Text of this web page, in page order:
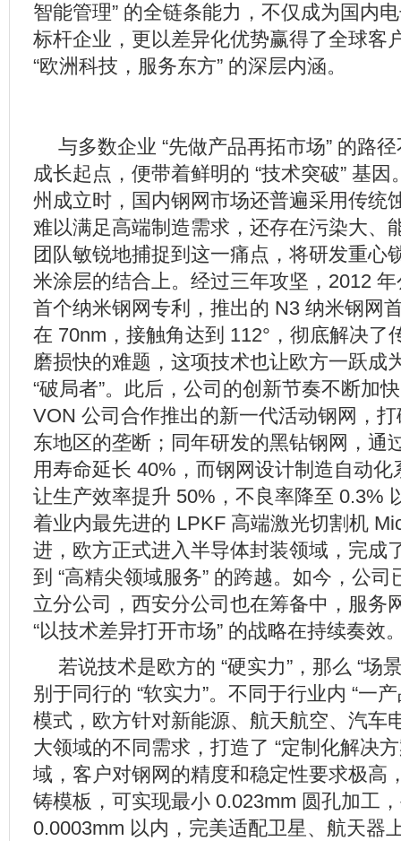
智能管理” 的全链条能力，不仅成为国内
标杆企业，更以差异化优势赢得了全球客
“欧洲科技，服务东方” 的深层内涵。
与多数企业 “先做产品再拓市场” 的路
成长起点，便带着鲜明的 “技术突破” 基
州成立时，国内钢网市场还普遍采用传统
难以满足高端制造需求，还存在污染大、
团队敏锐地捕捉到这一痛点，将研发重心
米涂层的结合上。经过三年攻坚，2012
首个纳米钢网专利，推出的 N3 纳米钢网
在 70nm，接触角达到 112°，彻底解决了
磨损快的难题，这项技术也让欧方一跃成
“破局者”。此后，公司的创新节奏不断加
VON 公司合作推出的新一代活动钢网，
东地区的垄断；同年研发的黑钻钢网，通
用寿命延长 40%，而钢网设计制造自动
让生产效率提升 50%，不良率降至 0.3%
着业内最先进的 LPKF 高端激光切割机
进，欧方正式进入半导体封装领域，完成
到 “高精尖领域服务” 的跨越。如今，公
立分公司，西安分公司也在筹备中，服务
“以技术差异打开市场” 的战略在持续奏效
若说技术是欧方的 “硬实力”，那么 “场
别于同行的 “软实力”。不同于行业内 “一
模式，欧方针对新能源、航天航空、汽车
大领域的不同需求，打造了 “定制化解决
域，客户对钢网的精度和稳定性要求极高
铸模板，可实现最小 0.023mm 圆孔加工
0.0003mm 以内，完美适配卫星、航天器